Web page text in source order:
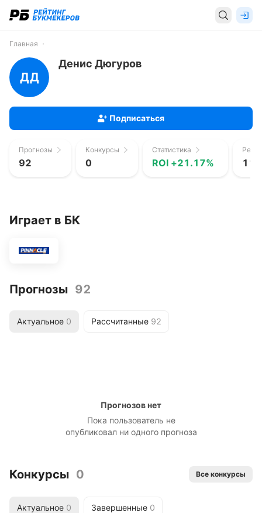
Главная
ДД
Денис Дюгуров
Подписаться
Прогнозы
92
Конкурсы
0
Статистика
ROI +21.17%
Играет в БК
Прогнозы 92
Актуальное 0 Рассчитанные 92
Прогнозов нет
Пока пользователь не
опубликовал ни одного прогноза
Конкурсы 0 Все конкурсы
Актуальное 0 Завершенные 0